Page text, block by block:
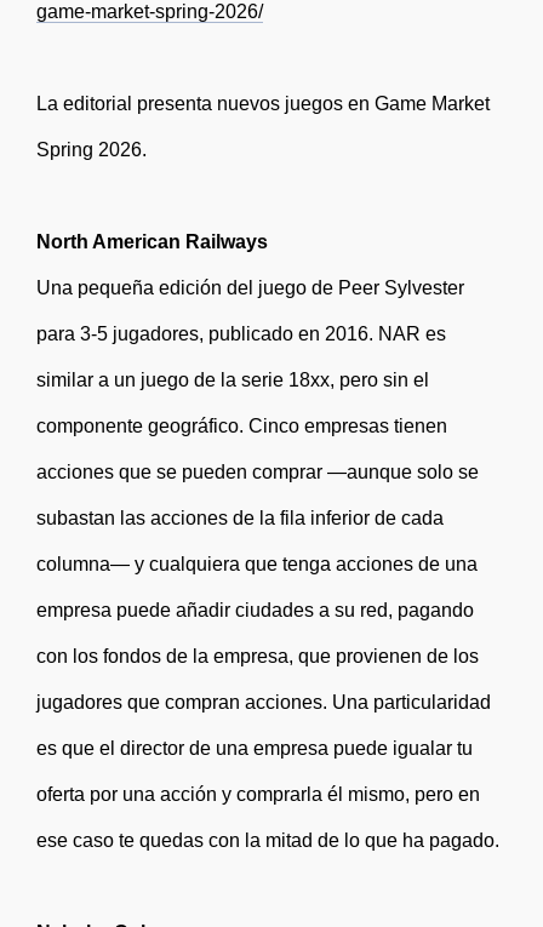
game-market-spring-2026/
La editorial presenta nuevos juegos en Game Market
Spring 2026.
North American Railways
Una pequeña edición del juego de Peer Sylvester
para 3-5 jugadores, publicado en 2016. NAR es
similar a un juego de la serie 18xx, pero sin el
componente geográfico. Cinco empresas tienen
acciones que se pueden comprar —aunque solo se
subastan las acciones de la fila inferior de cada
columna— y cualquiera que tenga acciones de una
empresa puede añadir ciudades a su red, pagando
con los fondos de la empresa, que provienen de los
jugadores que compran acciones. Una particularidad
es que el director de una empresa puede igualar tu
oferta por una acción y comprarla él mismo, pero en
ese caso te quedas con la mitad de lo que ha pagado.